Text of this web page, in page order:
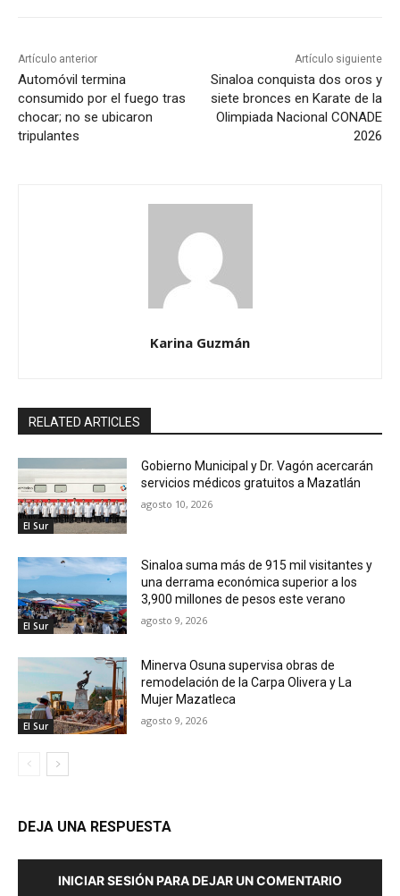
Artículo anterior
Automóvil termina
consumido por el fuego tras
chocar; no se ubicaron
tripulantes
Artículo siguiente
Sinaloa conquista dos oros y
siete bronces en Karate de la
Olimpiada Nacional CONADE
2026
Karina Guzmán
RELATED ARTICLES
El Sur
Gobierno Municipal y Dr. Vagón acercarán
servicios médicos gratuitos a Mazatlán
agosto 10, 2026
El Sur
Sinaloa suma más de 915 mil visitantes y
una derrama económica superior a los
3,900 millones de pesos este verano
agosto 9, 2026
El Sur
Minerva Osuna supervisa obras de
remodelación de la Carpa Olivera y La
Mujer Mazatleca
agosto 9, 2026
DEJA UNA RESPUESTA
INICIAR SESIÓN PARA DEJAR UN COMENTARIO